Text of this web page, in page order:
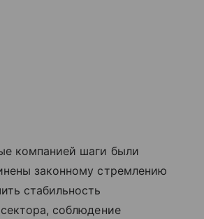
компанией шаги были
законному стремлению
стабильность
соблюдение